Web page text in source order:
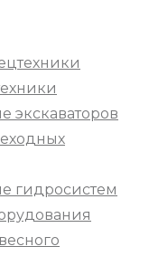
экскаваторов
гидросистем